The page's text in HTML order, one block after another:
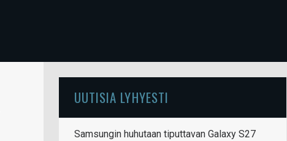
UUTISIA LYHYESTI
Samsungin huhutaan tiputtavan Galaxy S27